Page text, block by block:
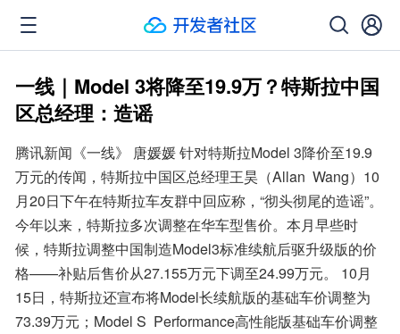
一线｜Model 3将降至19.9万？特斯拉中国
区总经理：造谣
腾讯新闻《一线》 唐媛媛 针对特斯拉Model 3降价至19.9
万元的传闻，特斯拉中国区总经理王昊（Allan  Wang）10
月20日下午在特斯拉车友群中回应称，“彻头彻尾的造谣”。
今年以来，特斯拉多次调整在华车型售价。本月早些时
候，特斯拉调整中国制造Model3标准续航后驱升级版的价
格——补贴后售价从27.155万元下调至24.99万元。 10月
15日，特斯拉还宣布将Model长续航版的基础车价调整为
73.39万元；Model S  Performance高性能版基础车价调整